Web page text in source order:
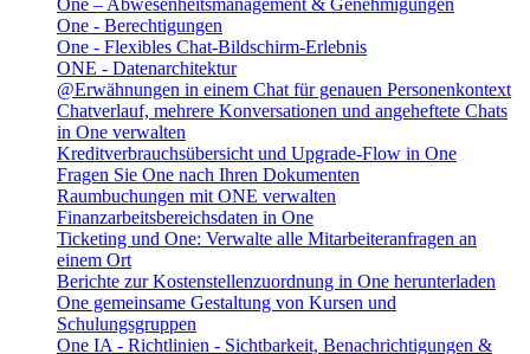
One - Berechtigungen
One - Flexibles Chat-Bildschirm-Erlebnis
ONE - Datenarchitektur
@Erwähnungen in einem Chat für genauen Personenkontext
Chatverlauf, mehrere Konversationen und angeheftete Chats
in One verwalten
Kreditverbrauchsübersicht und Upgrade-Flow in One
Fragen Sie One nach Ihren Dokumenten
Raumbuchungen mit ONE verwalten
Finanzarbeitsbereichsdaten in One
Ticketing und One: Verwalte alle Mitarbeiteranfragen an
einem Ort
Berichte zur Kostenstellenzuordnung in One herunterladen
One gemeinsame Gestaltung von Kursen und
Schulungsgruppen
One IA - Richtlinien - Sichtbarkeit, Benachrichtigungen &